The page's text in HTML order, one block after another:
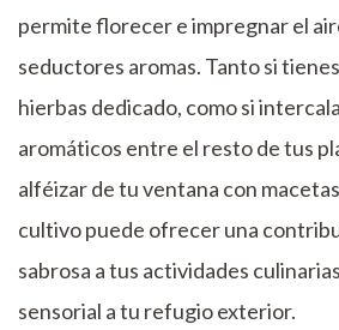
permite florecer e impregnar el
seductores aromas. Tanto si
hierbas dedicado, como si
aromáticos entre el resto de tus
alféizar de tu ventana con
cultivo puede ofrecer una
sabrosa a tus actividades
sensorial a tu refugio exterior.